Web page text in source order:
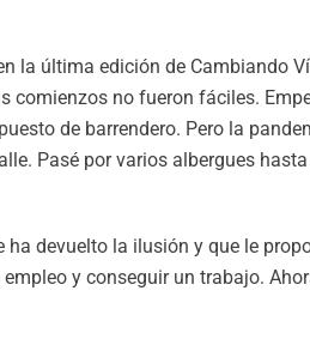
la última edición de Cambiando
comienzos no fueron fáciles.
de barrendero. Pero la
Pasé por varios albergues
devuelto la ilusión y que le
y conseguir un trabajo.